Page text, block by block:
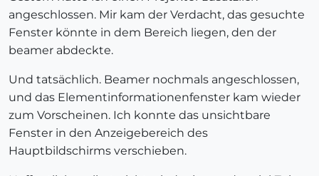
angeschlossen. Mir kam der Verdacht, das gesuchte
Fenster könnte in dem Bereich liegen, den der
beamer abdeckte.
Und tatsächlich. Beamer nochmals angeschlossen,
und das Elementinformationenfenster kam wieder
zum Vorscheinen. Ich konnte das unsichtbare
Fenster in den Anzeigebereich des
Hauptbildschirms verschieben.